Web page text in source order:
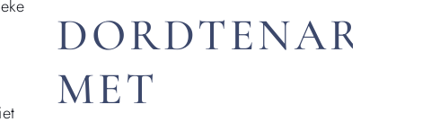
DORDTENAREN
MET